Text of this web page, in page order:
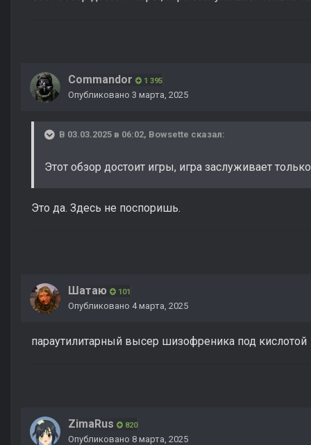
Commandor 1 395
Опубликовано 3 марта, 2025
В 03.03.2025 в 06:02, Bowsette сказал:
Этот обзор достоит игры, игра заслуживает
Это да. Здесь не поспоришь.
Шатаю 101
Опубликовано 4 марта, 2025
параутилитарный высер шизофреника под кислотой
ZimaRus 820
Опубликовано 8 марта, 2025